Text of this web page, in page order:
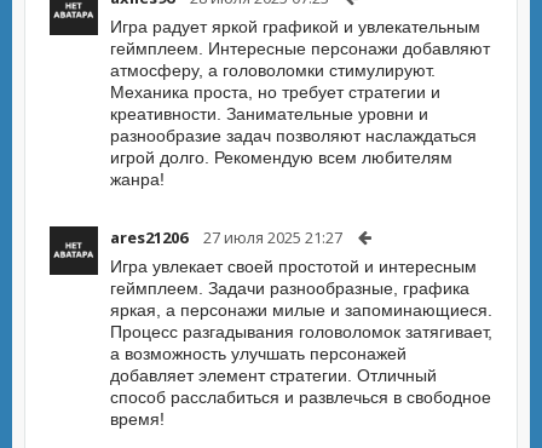
Игра радует яркой графикой и увлекательным
геймплеем. Интересные персонажи добавляют
атмосферу, а головоломки стимулируют.
Механика проста, но требует стратегии и
креативности. Занимательные уровни и
разнообразие задач позволяют наслаждаться
игрой долго. Рекомендую всем любителям
жанра!
ares21206 27 июля 2025 21:27
Игра увлекает своей простотой и интересным
геймплеем. Задачи разнообразные, графика
яркая, а персонажи милые и запоминающиеся.
Процесс разгадывания головоломок затягивает,
а возможность улучшать персонажей
добавляет элемент стратегии. Отличный
способ расслабиться и развлечься в свободное
время!